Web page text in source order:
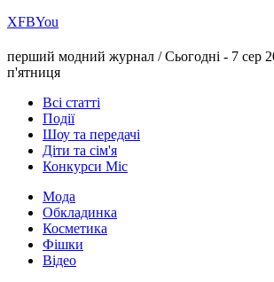
ХFBYou
перший модний журнал /Сьогодні - 7 сер
п'ятниця
Всі статті
Події
Шоу та передачі
Діти та сім'я
Конкурси Міс
Мода
Обкладинка
Косметика
Фішки
Відео